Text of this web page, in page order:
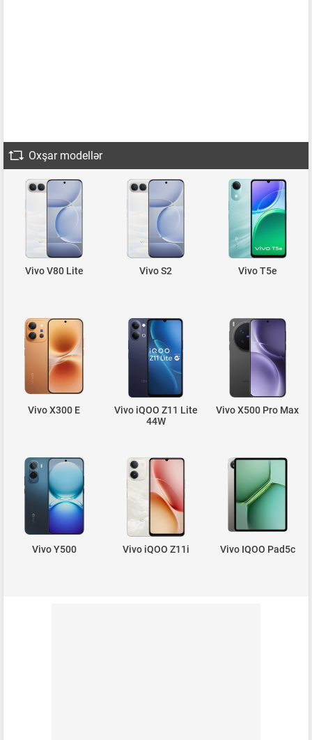
Oxşar modellər
Vivo V80 Lite Vivo S2 Vivo T5e
Vivo X300 E
Vivo iQOO Z11 Lite
44W
Vivo X500 Pro Max
Vivo Y500 Vivo iQOO Z11i Vivo IQOO Pad5c